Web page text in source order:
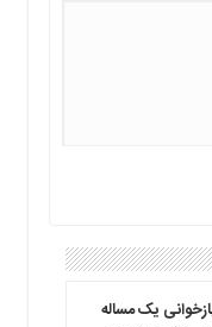
یک مساله